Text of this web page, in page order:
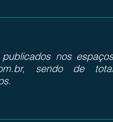
nos espaços
sendo de total